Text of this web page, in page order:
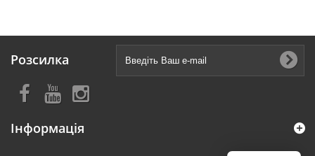
Розсилка
Інформація